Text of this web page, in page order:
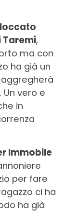
Taremi,
ma con
ha già un
vero e
in
Immobile
per fare
ci ha
ha già